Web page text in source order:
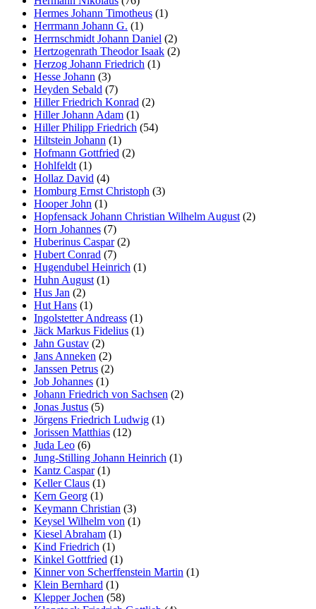
Hermes Johann Timotheus (1)
Herrmann Johann G. (1)
Herrnschmidt Johann Daniel (2)
Hertzogenrath Theodor Isaak (2)
Herzog Johann Friedrich (1)
Hesse Johann (3)
Heyden Sebald (7)
Hiller Friedrich Konrad (2)
Hiller Johann Adam (1)
Hiller Philipp Friedrich (54)
Hiltstein Johann (1)
Hofmann Gottfried (2)
Hohlfeldt(1)
Hollaz David (4)
Homburg Ernst Christoph (3)
Hooper John (1)
Hopfensack Johann Christian Wilhelm August(2)
Horn Johannes (7)
Huberinus Caspar(2)
Hubert Conrad (7)
Hugendubel Heinrich (1)
Huhn August(1)
Hus Jan (2)
Hut Hans (1)
Ingolstetter Andreass (1)
Jäck Markus Fidelius (1)
Jahn Gustav (2)
Jans Anneken (2)
Janssen Petrus (2)
Job Johannes (1)
Johann Friedrich von Sachsen (2)
Jonas Justus (5)
Jörgens Friedrich Ludwig (1)
Jorissen Matthias (12)
Juda Leo (6)
Jung-Stilling Johann Heinrich (1)
Kantz Caspar(1)
Keller Claus (1)
Kern Georg (1)
Keymann Christian (3)
Keysel Wilhelm von (1)
Kiesel Abraham (1)
Kind Friedrich (1)
Kinkel Gottfried (1)
Kinner von Scherffenstein Martin (1)
Klein Bernhard (1)
Klepper Jochen (58)